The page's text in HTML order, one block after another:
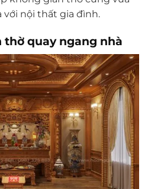
với nội thất gia đình.
thờ quay ngang nhà